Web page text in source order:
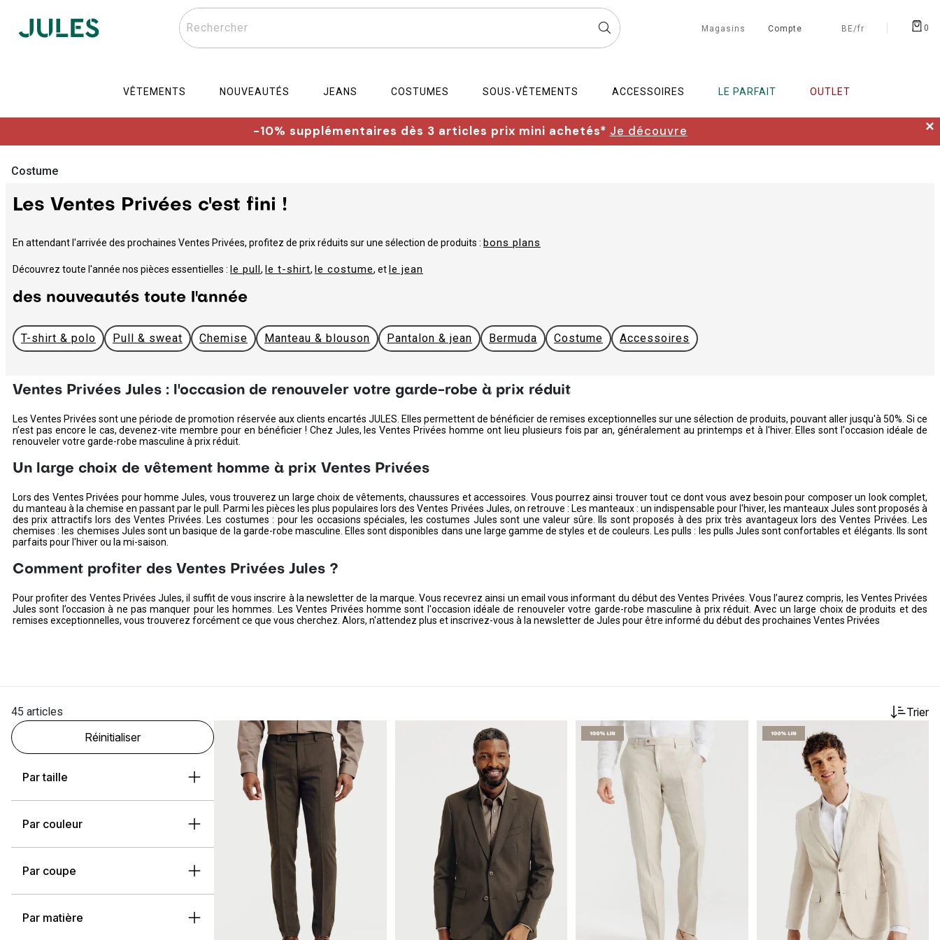
Rechercher Magasins Compte BE/fr 0
VÊTEMENTS NOUVEAUTÉS JEANS COSTUMES SOUS-VÊTEMENTS ACCESSOIRES LE PARFAIT OUTLET
-10% supplémentaires dès 3 articles prix mini achetés* Je découvre ✕
Costume
Les Ventes Privées c'est fini !
En attendant l'arrivée des prochaines Ventes Privées, profitez de prix réduits sur une sélection de produits : bons plans
Découvrez toute l'année nos pièces essentielles : le pull, le t-shirt, le costume, etle jean
des nouveautés toute l'année
T-shirt & polo Pull & sweat Chemise Manteau & blouson Pantalon & jean Bermuda Costume Accessoires
Ventes Privées Jules : l'occasion de renouveler votre garde-robe à prix réduit
Les Ventes Privées sont une période de promotion réservée aux clients encartés JULES. Elles permettent de bénéficier de remises exceptionnelles sur une sélection de produits, pouvant aller jusqu'à 50%. Si ce
n’est pas encore le cas, devenez-vite membre pour en bénéficier ! Chez Jules, les Ventes Privées homme ont lieu plusieurs fois par an, généralement au printemps et à l'hiver. Elles sont l'occasion idéale de
renouveler votre garde-robe masculine à prix réduit.
Un large choix de vêtement homme à prix Ventes Privées
Lors des Ventes Privées pour homme Jules, vous trouverez un large choix de vêtements, chaussures et accessoires. Vous pourrez ainsi trouver tout ce dont vous avez besoin pour composer un look complet,
du manteau à la chemise en passant par le pull. Parmi les pièces les plus populaires lors des Ventes Privées Jules, on retrouve : Les manteaux : un indispensable pour l'hiver, les manteaux Jules sont proposés à
des prix attractifs lors des Ventes Privées. Les costumes : pour les occasions spéciales, les costumes Jules sont une valeur sûre. Ils sont proposés à des prix très avantageux lors des Ventes Privées. Les
chemises : les chemises Jules sont un basique de la garde-robe masculine. Elles sont disponibles dans une large gamme de styles et de couleurs. Les pulls : les pulls Jules sont confortables et élégants. Ils sont
parfaits pour l'hiver ou la mi-saison.
Comment profiter des Ventes Privées Jules ?
Pour profiter des Ventes Privées Jules, il suffit de vous inscrire à la newsletter de la marque. Vous recevrez ainsi un email vous informant du début des Ventes Privées. Vous l’aurez compris, les Ventes Privées
Jules sont l’occasion à ne pas manquer pour les hommes. Les Ventes Privées homme sont l'occasion idéale de renouveler votre garde-robe masculine à prix réduit. Avec un large choix de produits et des
remises exceptionnelles, vous trouverez forcément ce que vous cherchez. Alors, n'attendez plus et inscrivez-vous à la newsletter de Jules pour être informé du début des prochaines Ventes Privées
45 articles
Trier
Réinitialiser
Par taille
Par couleur
Par coupe
Par matière